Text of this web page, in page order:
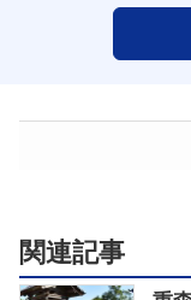
関連記事